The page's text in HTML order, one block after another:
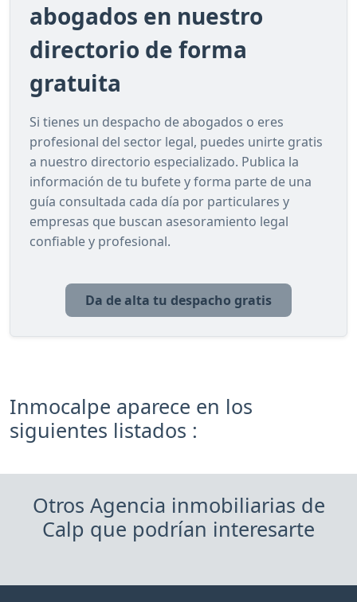
abogados en nuestro
directorio de forma
gratuita
Si tienes un despacho de abogados o eres
profesional del sector legal, puedes unirte gratis
a nuestro directorio especializado. Publica la
información de tu bufete y forma parte de una
guía consultada cada día por particulares y
empresas que buscan asesoramiento legal
confiable y profesional.
Da de alta tu despacho gratis
Inmocalpe aparece en los
siguientes listados :
Otros Agencia inmobiliarias de
Calp que podrían interesarte